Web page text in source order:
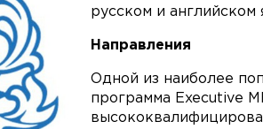
русском и английском
Направления
Одной из наиболее
программа Executive